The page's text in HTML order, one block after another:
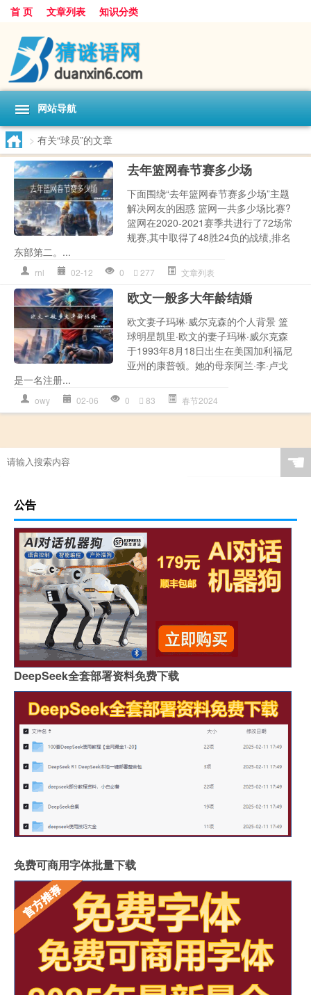
首 页 文章列表 知识分类
网站导航
> 有关“球员”的文章
去年篮网春节赛多少场
下面围绕“去年篮网春节赛多少场”主题
解决网友的困惑 篮网一共多少场比赛?
篮网在2020-2021赛季共进行了72场常
规赛,其中取得了48胜24负的战绩,排名
东部第二。...
rnl 02-12 0 277 文章列表
欧文一般多大年龄结婚
欧文妻子玛琳·威尔克森的个人背景 篮
球明星凯里·欧文的妻子玛琳·威尔克森
于1993年8月18日出生在美国加利福尼
亚州的康普顿。她的母亲阿兰·李·卢戈
是一名注册...
owy 02-06 0 83 春节2024
☚
公告
DeepSeek全套部署资料免费下载
免费可商用字体批量下载